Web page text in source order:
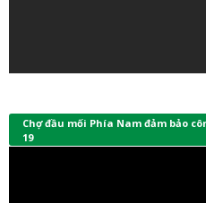
Chợ đầu mối Phía Nam đảm bảo
19